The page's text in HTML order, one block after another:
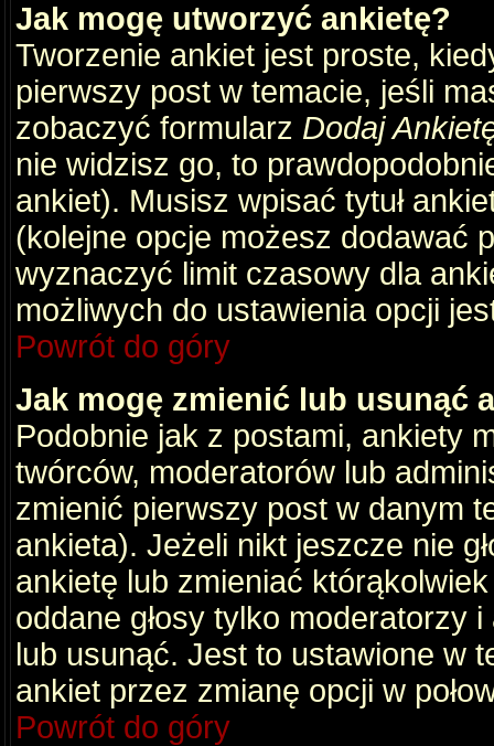
Jak mogę utworzyć ankietę?
Tworzenie ankiet jest proste,
pierwszy post w temacie, jeśli
zobaczyć formularz Dodaj
nie widzisz go, to
ankiet). Musisz wpisać tytuł
(kolejne opcje możesz dodawać
wyznaczyć limit czasowy dla
możliwych do ustawienia opcji
Powrót do góry
Jak mogę zmienić lub usunąć
Podobnie jak z postami, ankiety
twórców, moderatorów lub
zmienić pierwszy post w danym
ankieta). Jeżeli nikt jeszcze nie
ankietę lub zmieniać
oddane głosy tylko moderatorzy
lub usunąć. Jest to ustawione w
ankiet przez zmianę opcji w
Powrót do góry